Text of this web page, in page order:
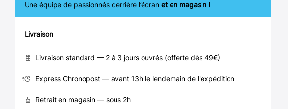
Une équipe de passionnés derrière l’écran et en magasin !
Livraison
Livraison standard — 2 à 3 jours ouvrés (offerte dès 49€)
Express Chronopost — avant 13h le lendemain de l'expédition
Retrait en magasin — sous 2h